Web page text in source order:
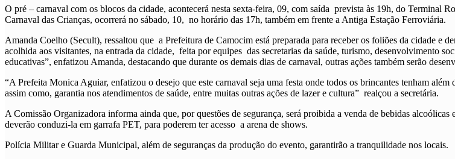
O pré – carnaval com os blocos da cidade, acontecerá nesta sexta-feira, 09, com saída prevista às 19h, do Terminal
Carnaval das Crianças, ocorrerá no sábado, 10, no horário das 17h, também em frente a Antiga Estação Ferroviária.
Amanda Coelho (Secult), ressaltou que a Prefeitura de Camocim está preparada para receber os foliões da cidade e
acolhida aos visitantes, na entrada da cidade, feita por equipes das secretarias da saúde, turismo, desenvolvimento
educativas”, enfatizou Amanda, destacando que durante os demais dias de carnaval, outras ações também serão
“A Prefeita Monica Aguiar, enfatizou o desejo que este carnaval seja uma festa onde todos os brincantes tenham além
assim como, garantia nos atendimentos de saúde, entre muitas outras ações de lazer e cultura” realçou a secretária.
A Comissão Organizadora informa ainda que, por questões de segurança, será proibida a venda de bebidas
deverão conduzi-la em garrafa PET, para poderem ter acesso a arena de shows.
Polícia Militar e Guarda Municipal, além de seguranças da produção do evento, garantirão a tranquilidade nos locais.